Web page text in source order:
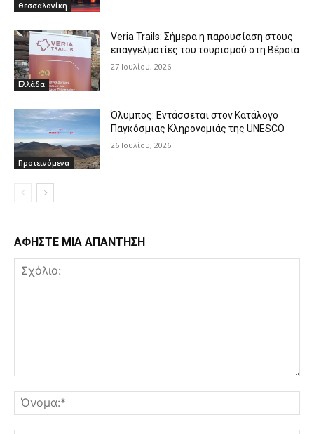
Θεσσαλονίκη
Ελλάδα
Veria Trails: Σήμερα η παρουσίαση στους
επαγγελματίες του τουρισμού στη Βέροια
27 Ιουλίου, 2026
Προτεινόμενα
Όλυμπος: Εντάσσεται στον Κατάλογο
Παγκόσμιας Κληρονομιάς της UNESCO
26 Ιουλίου, 2026
ΑΦΗΣΤΕ ΜΙΑ ΑΠΑΝΤΗΣΗ